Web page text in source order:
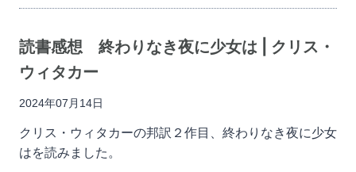
読書感想 終わりなき夜に少女は | クリス・
ウィタカー
2024年07月14日
クリス・ウィタカーの邦訳２作目、終わりなき夜に少女
はを読みました。